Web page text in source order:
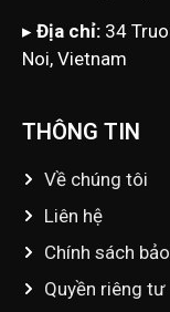
▸ Địa chỉ: 34
Noi, Vietnam
THÔNG TIN
Về chúng tôi
Liên hệ
Chính sách
Quyền riêng tư